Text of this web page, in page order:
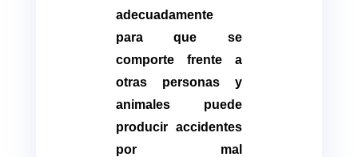
adecuadamente
para que se
comporte frente a
otras personas y
animales puede
producir accidentes
por mal